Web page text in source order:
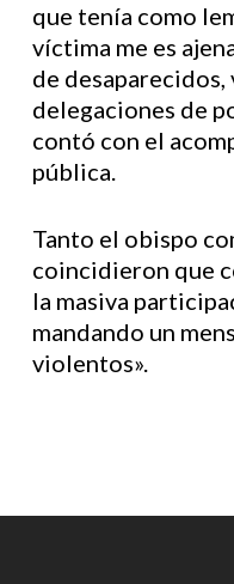
que tenía como
víctima me es
de
delegaciones de
contó con el
pública.
Tanto el obispo
coincidieron que
la masiva
mandando un
violentos».